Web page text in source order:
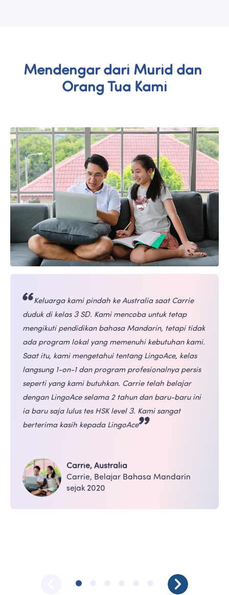
Mendengar dari Murid dan
Orang Tua Kami
Keluarga kami pindah ke Australia saat Carrie
duduk di kelas 3 SD. Kami mencoba untuk tetap
mengikuti pendidikan bahasa Mandarin, tetapi tidak
ada program lokal yang memenuhi kebutuhan kami.
Saat itu, kami mengetahui tentang LingoAce, kelas
langsung 1-on-1 dan program profesionalnya persis
seperti yang kami butuhkan. Carrie telah belajar
dengan LingoAce selama 2 tahun dan baru-baru ini
ia baru saja lulus tes HSK level 3. Kami sangat
berterima kasih kepada LingoAce
Carrie, Australia
Carrie, Belajar Bahasa Mandarin
sejak 2020